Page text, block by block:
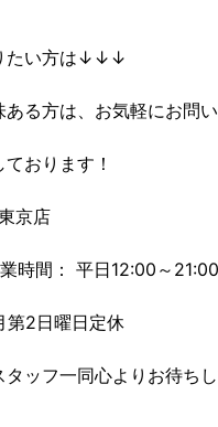
たい方は↓↓↓
る方は、お気軽にお問い
おります！
京店
時間： 平日12:00～
第2日曜日定休
ッフ一同心よりお待ちし